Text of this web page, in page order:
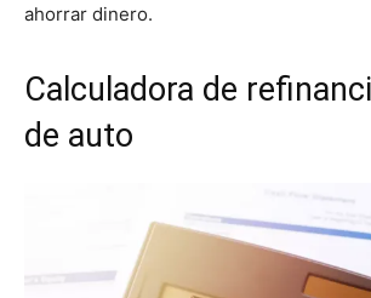
ahorrar dinero.
Calculadora de
de auto